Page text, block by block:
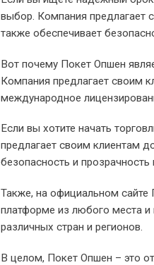
выбор. Компания предлагает
также обеспечивает
Вот почему Покет Опшен
Компания предлагает своим
международное
Если вы хотите начать
предлагает своим клиентам
безопасность и прозрачность
Также, на официальном сайте
платформе из любого места
различных стран и регионов.
В целом, Покет Опшен – это